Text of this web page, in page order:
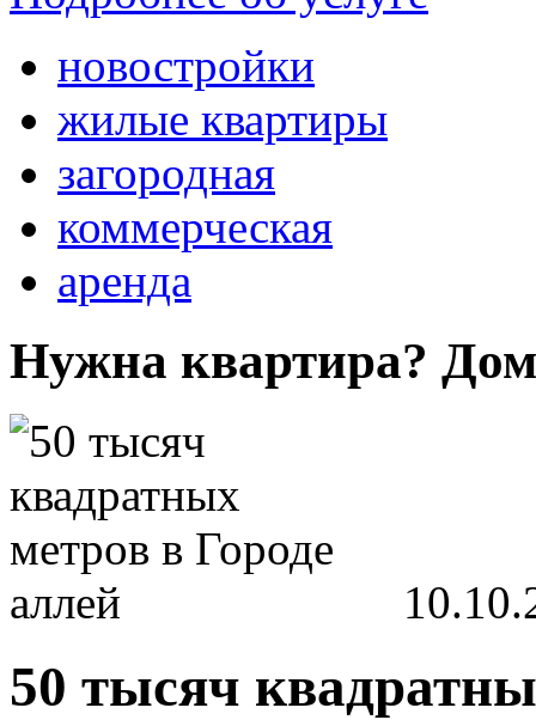
новостройки
жилые квартиры
загородная
коммерческая
аренда
Нужна квартира?
50 тысяч